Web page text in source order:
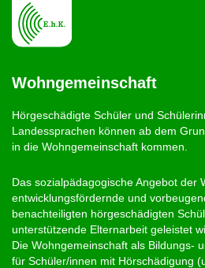
Wohngemeinschaft
Hörgeschädigte Schüler und
Landessprachen können ab dem
in die Wohngemeinschaft kommen.
Das sozialpädagogische Angebot der
entwicklungsfördernde und
benachteiligten hörgeschädigten
unterstützende Elternarbeit geleistet
Die Wohngemeinschaft als Bildungs-
für Schüler/innen mit Hörschädigung